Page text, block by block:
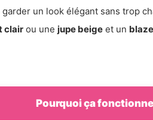
un look élégant sans trop
clair ou une jupe beige et un
Pourquoi ça